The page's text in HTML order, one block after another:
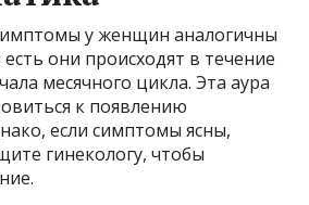
у женщин аналогичны
они происходят в течение
месячного цикла. Эта аура
к появлению
если симптомы ясны,
гинекологу, чтобы